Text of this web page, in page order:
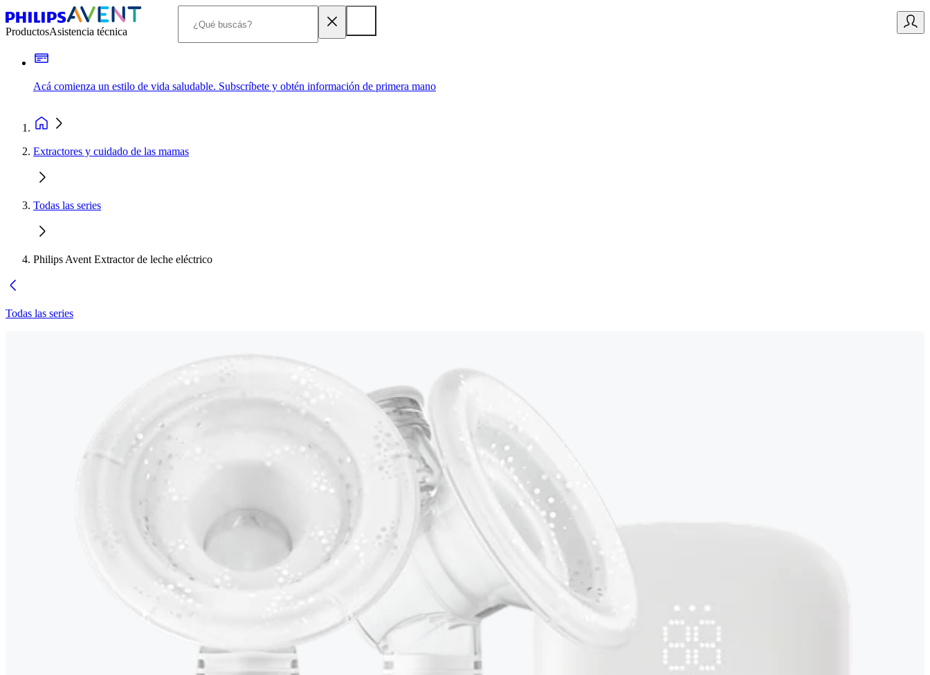
ProductosAsistencia técnica
Acá comienza un estilo de vida saludable. Subscríbete y obtén información de primera mano
Extractores y cuidado de las mamas
Todas las series
Philips Avent Extractor de leche eléctrico
Todas las series